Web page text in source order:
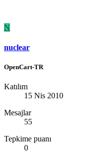
N
nuclear
OpenCart-TR
Katılım
15 Nis 2010
Mesajlar
55
Tepkime puanı
0